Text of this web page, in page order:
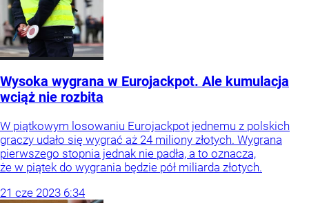
Wysoka wygrana w Eurojackpot. Ale kumulacja
wciąż nie rozbita
W piątkowym losowaniu Eurojackpot jednemu z polskich
graczy udało się wygrać aż 24 miliony złotych. Wygrana
pierwszego stopnia jednak nie padła, a to oznacza,
że w piątek do wygrania będzie pół miliarda złotych.
21 cze 2023 6:34